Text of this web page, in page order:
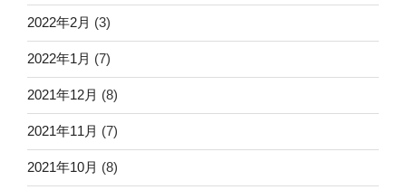
2022年2月 (3)
2022年1月 (7)
2021年12月 (8)
2021年11月 (7)
2021年10月 (8)